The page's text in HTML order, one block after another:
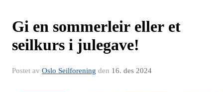
Gi en sommerleir eller et
seilkurs i julegave!
Postet av Oslo Seilforening den 16. des 2024